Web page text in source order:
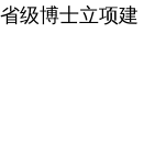
级博士立项建